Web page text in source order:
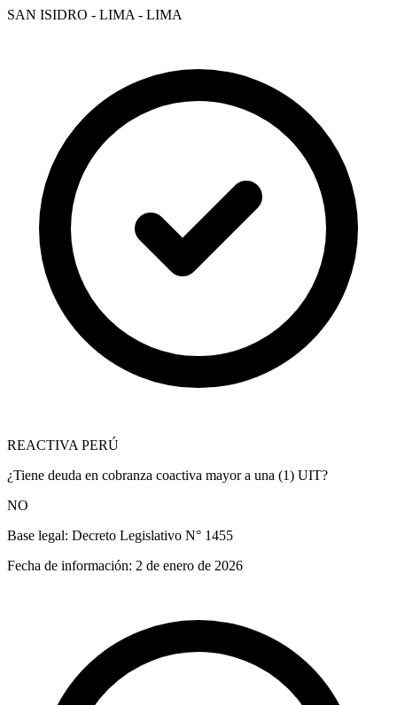
SAN ISIDRO - LIMA - LIMA
REACTIVA PERÚ
¿Tiene deuda en cobranza coactiva mayor a una (1) UIT?
NO
Base legal: Decreto Legislativo N° 1455
Fecha de información: 2 de enero de 2026